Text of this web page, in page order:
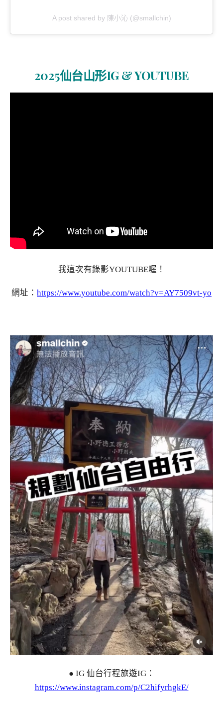
A post shared by 陳小沁 (@smallchin)
2025仙台山形IG & YOUTUBE
我這次有錄影YOUTUBE喔！
網址： https://www.youtube.com/watch?v=AY7509vt-yo
● IG 仙台行程旅遊IG：
https://www.instagram.com/p/C2hifyrhgkE/